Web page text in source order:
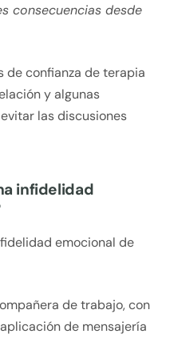
consecuencias desde
de confianza de terapia
y algunas
las discusiones
infidelidad
emocional de
de trabajo, con
de mensajería